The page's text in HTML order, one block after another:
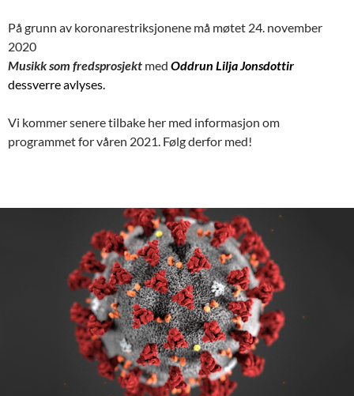
På grunn av koronarestriksjonene må møtet 24. november
2020
Musikk som fredsprosjekt med Oddrun Lilja Jonsdottir
dessverre avlyses.
Vi kommer senere tilbake her med informasjon om
programmet for våren 2021. Følg derfor med!